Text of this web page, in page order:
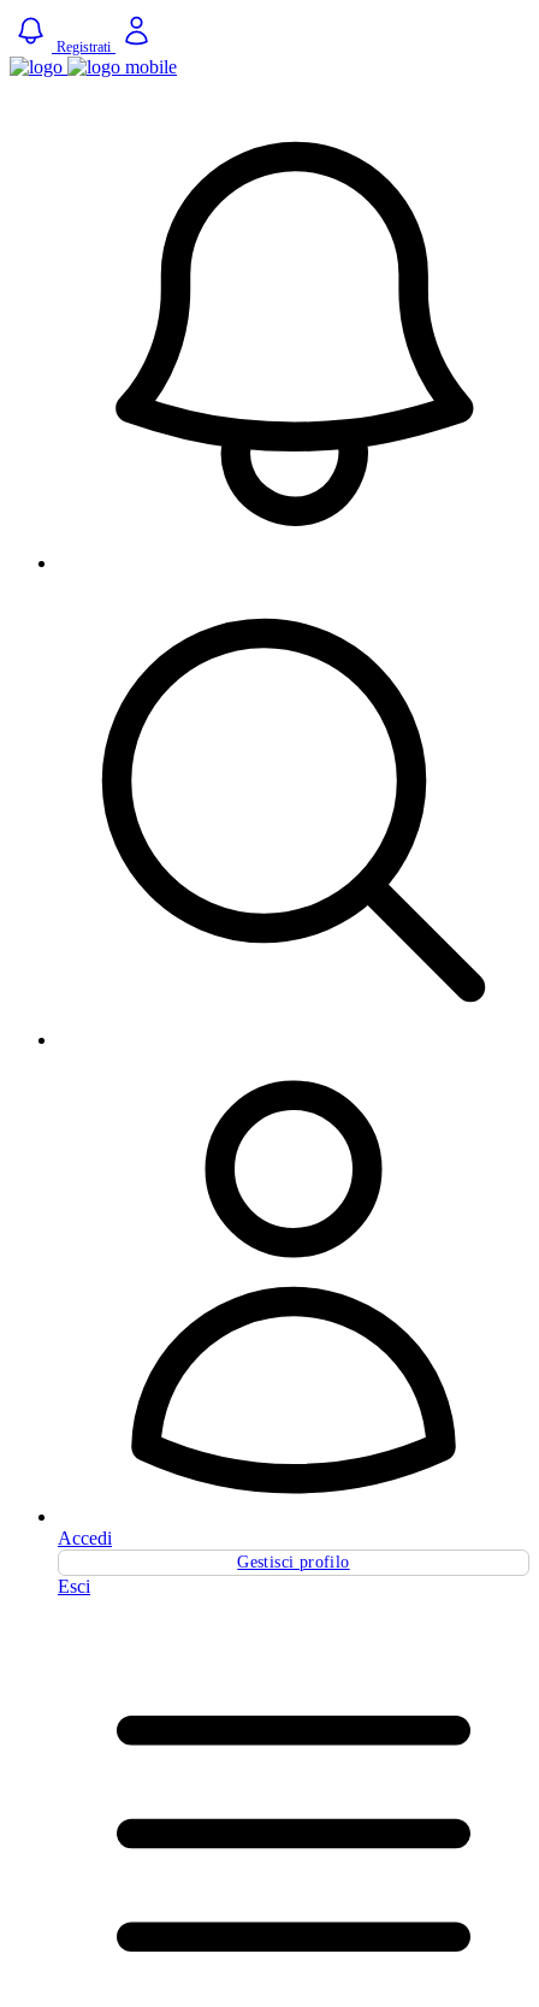
Registrati
Accedi
Gestisci profilo
Esci